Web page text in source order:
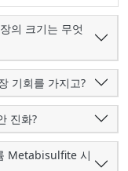
의 크기는 무엇
기회를 가지고?
진화?
Metabisulfite 시